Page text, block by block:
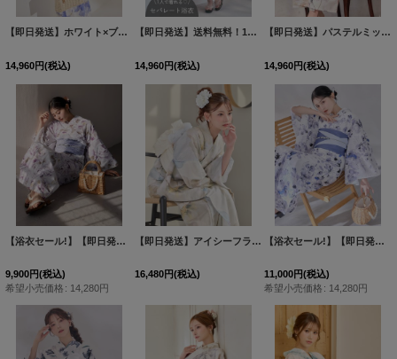
【即日発送】ホワイト×ブルーアンティークフラワー浴衣【浴衣３点セット 浴衣/帯/下駄】[OF04]
14,960円(税込)
【即日発送】送料無料！1人で簡単に着られる！ワンピース / セパレート浴衣セット ホワイトエレガントフラワー浴衣【浴衣4点セット 浴衣/帯/下駄】[OF04]
14,960円(税込)
【即日発送】パステルミックス×ホワイト浴衣【浴衣３点セット 浴衣/帯/下駄】[OF04]
14,960円(税込)
【浴衣セール!】【即日発送】藤霞のアンティークローズ浴衣 【浴衣3点セット 浴衣/帯/下駄】 [OF04/HC03]
9,900円(税込)
希望小売価格 : 14,280円
【即日発送】アイシーフラワー牡丹浴衣 【浴衣３点セット 浴衣/帯/下駄】[FB02]
16,480円(税込)
【浴衣セール!】【即日発送】水墨ニュアンスフラワー浴衣 【浴衣3点セット 浴衣/帯/下駄】 [OF04/HC03]
11,000円(税込)
希望小売価格 : 14,280円